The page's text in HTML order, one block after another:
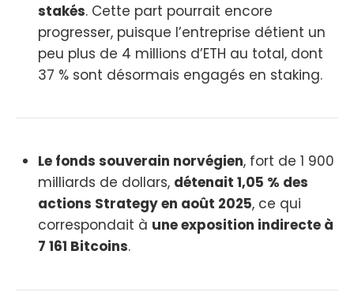
stakés. Cette part pourrait encore
progresser, puisque l’entreprise détient un
peu plus de 4 millions d’ETH au total, dont
37 % sont désormais engagés en staking.
Le fonds souverain norvégien, fort de 1 900
milliards de dollars, détenait 1,05 % des
actions Strategy en août 2025, ce qui
correspondait à une exposition indirecte à
7 161 Bitcoins.